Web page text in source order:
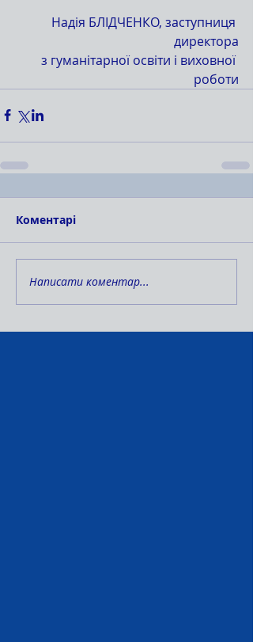
Надія БЛІДЧЕНКО, заступниця
директора
з гуманітарної освіти і виховної
роботи
Коментарі
Написати коментар...